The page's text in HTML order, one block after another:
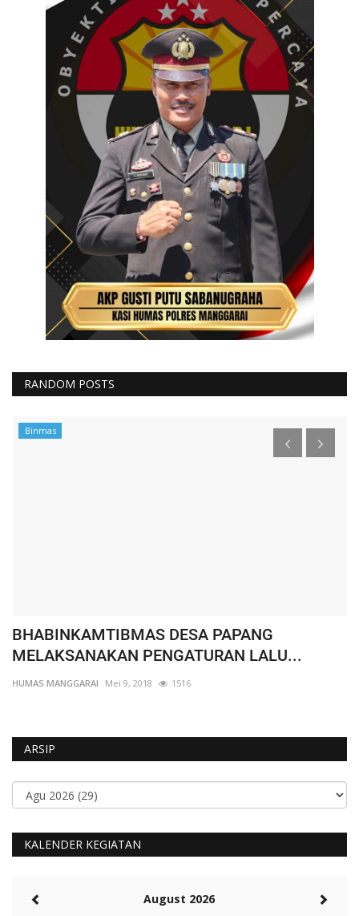
RANDOM POSTS
Binmas
BHABINKAMTIBMAS DESA PAPANG
MELAKSANAKAN PENGATURAN LALU...
HUMAS MANGGARAI Mei 9, 2018 1516
ARSIP
KALENDER KEGIATAN
August 2026